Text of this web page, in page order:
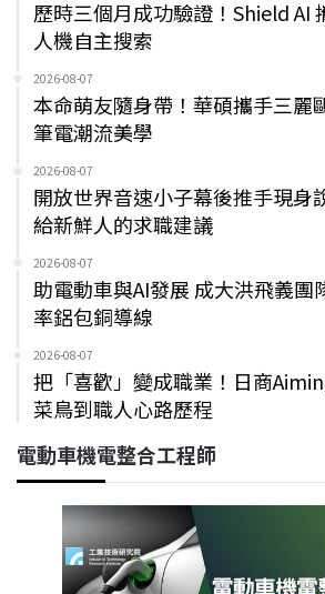
歷時三個月成功驗證！Shield AI
人機自主搜索
2026-08-07
本命萌友隨身帶！華碩攜手三麗
筆電潮流美學
2026-08-07
開放世界音速小子幕後推手現身
給新鮮人的求職建議
2026-08-07
助電動車與AI發展 成大洪飛義團
率鋁包銅導線
2026-08-07
把「喜歡」變成職業！日商
菜鳥到職人心路歷程
電動車機電整合工程師